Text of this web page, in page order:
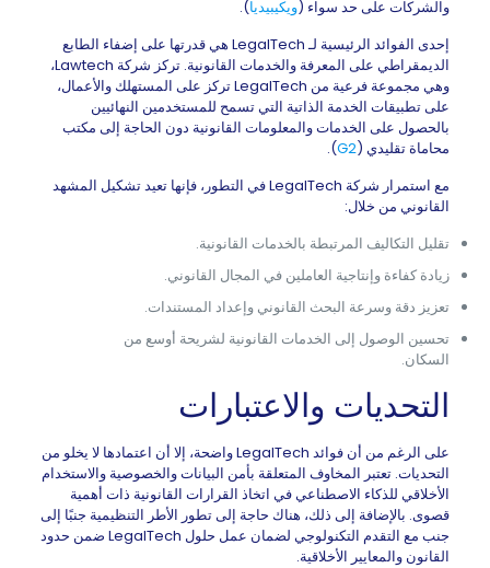
والشركات على حد سواء (ويكيبيديا).
إحدى الفوائد الرئيسية لـ LegalTech هي قدرتها على إضفاء الطابع
الديمقراطي على المعرفة والخدمات القانونية. تركز شركة Lawtech،
وهي مجموعة فرعية من LegalTech تركز على المستهلك والأعمال،
على تطبيقات الخدمة الذاتية التي تسمح للمستخدمين النهائيين
بالحصول على الخدمات والمعلومات القانونية دون الحاجة إلى مكتب
محاماة تقليدي (G2
).
مع استمرار شركة LegalTech في التطور، فإنها تعيد تشكيل المشهد
القانوني من خلال:
تقليل التكاليف المرتبطة بالخدمات القانونية.
زيادة كفاءة وإنتاجية العاملين في المجال القانوني.
تعزيز دقة وسرعة البحث القانوني وإعداد المستندات.
تحسين الوصول إلى الخدمات القانونية لشريحة أوسع من
السكان.
التحديات والاعتبارات
على الرغم من أن فوائد LegalTech واضحة، إلا أن اعتمادها لا يخلو من
التحديات. تعتبر المخاوف المتعلقة بأمن البيانات والخصوصية والاستخدام
الأخلاقي للذكاء الاصطناعي في اتخاذ القرارات القانونية ذات أهمية
قصوى. بالإضافة إلى ذلك، هناك حاجة إلى تطور الأطر التنظيمية جنبًا إلى
جنب مع التقدم التكنولوجي لضمان عمل حلول LegalTech ضمن حدود
القانون والمعايير الأخلاقية.